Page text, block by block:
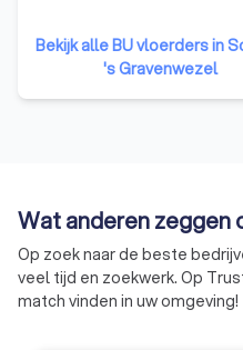
Bouwunie is er voor alle
bedrijven en zelfstandige
ondernemers uit de
We behartigen de
Bekijk alle BU vloerders in
's Gravenwezel
Wat anderen zeggen
Op zoek naar de beste
veel tijd en zoekwerk. Op
match vinden in uw omgeving!